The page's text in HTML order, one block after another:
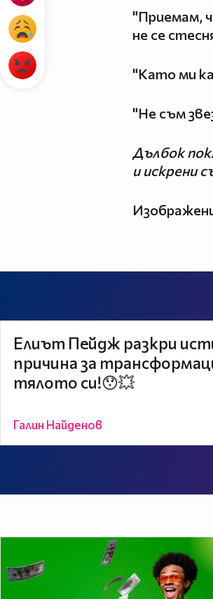
"Приемам,
не се
"Като ми
"Не съм
Дълбок
и искрени
Елиът Пейдж разкри
причина за
тялото си!😯💥
Галин Найденов